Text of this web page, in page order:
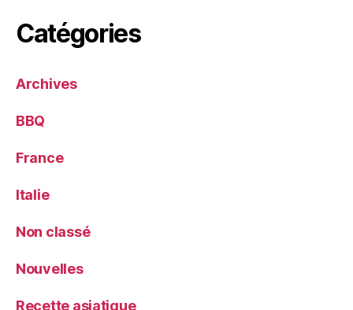
Catégories
Archives
BBQ
France
Italie
Non classé
Nouvelles
Recette asiatique